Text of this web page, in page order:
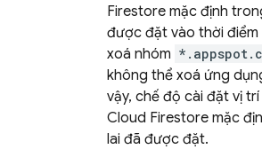
Firestore mặc định
được đặt vào thời điểm
xoá nhóm
không thể xoá ứng
vậy, chế độ cài đặt vị
Cloud Firestore mặc
lai đã được đặt.